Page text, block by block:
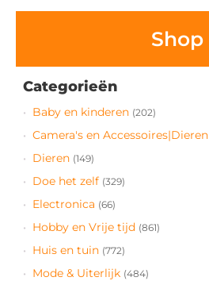
Shop
Categorieën
Baby en kinderen (202)
Camera's en Accessoires|Dieren
Dieren (149)
Doe het zelf (329)
Electronica (66)
Hobby en Vrije tijd (861)
Huis en tuin (772)
Mode & Uiterlijk (484)